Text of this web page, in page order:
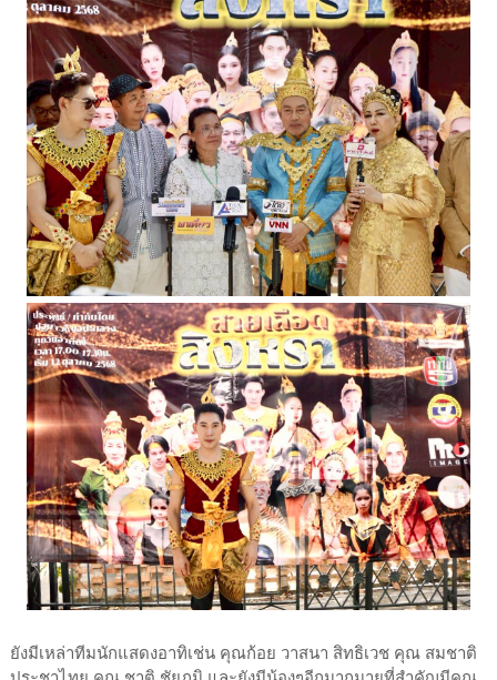
ยังมีเหล่าทีมนักแสดงอาทิเช่น คุณก้อย วาสนา สิทธิเวช คุณ สมชาติ